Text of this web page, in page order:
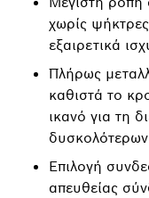
χωρίς
εξαιρετικά
Πλήρως
καθιστά το
ικανό για τη
Επιλογή
απευθείας